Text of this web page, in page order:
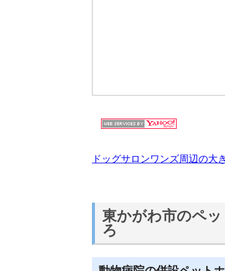
ドッグサロンワンズ周辺の大
東かがわ市のペ
ろ